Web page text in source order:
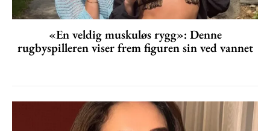
«En veldig muskuløs rygg»: Denne
rugbyspilleren viser frem figuren sin ved vannet